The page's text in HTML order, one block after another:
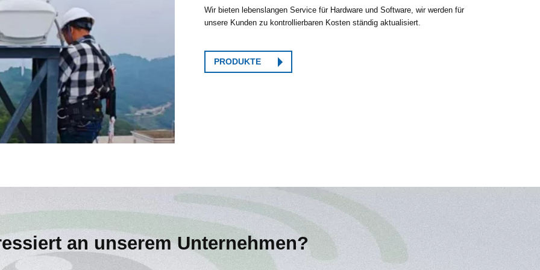
Wir bieten lebenslangen Service für Hardware und Software, wir werden für
unsere Kunden zu kontrollierbaren Kosten ständig aktualisiert.
PRODUKTE
an unserem Unternehmen?